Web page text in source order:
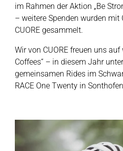
im Rahmen der Aktion „Be
– weitere Spenden wurden mit
CUORE gesammelt.
Wir von CUORE freuen uns auf
Coffees“ – in diesem Jahr
gemeinsamen Rides im
RACE One Twenty in